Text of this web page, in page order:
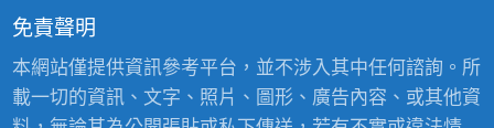
免責聲明
本網站僅提供資訊參考平台，並不涉入其中任何諮詢。所
載一切的資訊、文字、照片、圖形、廣告內容、或其他資